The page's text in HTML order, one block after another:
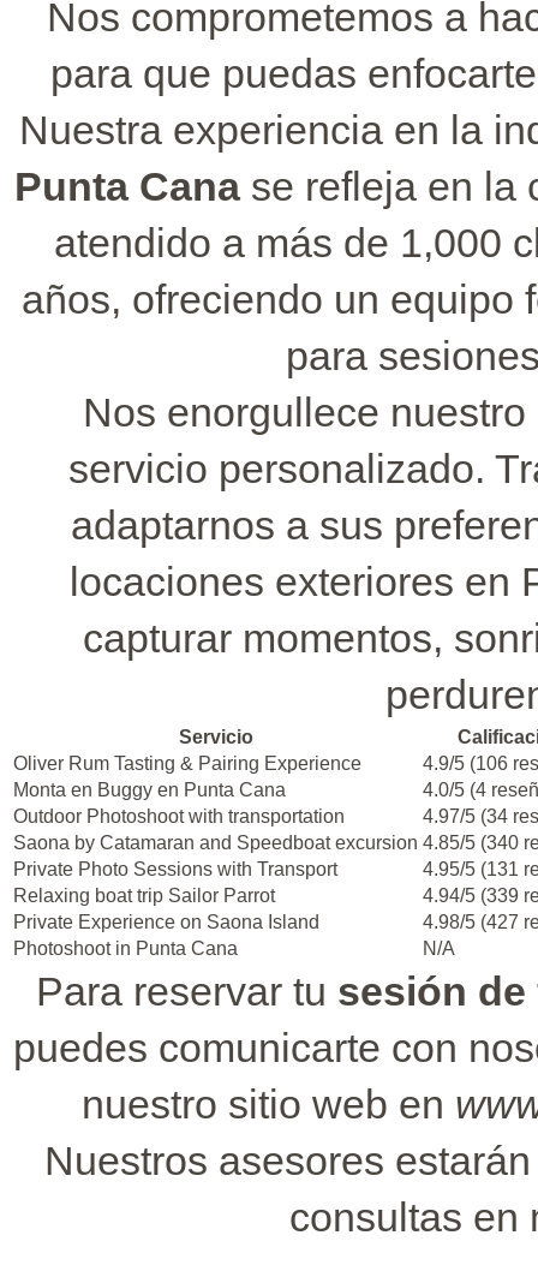
Nos comprometemos a
para que puedas
Nuestra experiencia en la
Punta Canase refleja en la
atendido a más de 1,000
años, ofreciendo un equipo
para
Nos enorgullece
servicio personalizado.
adaptarnos a sus
locaciones exteriores en
capturar momentos,
Servicio
Oliver Rum Tasting & Pairing Experience
4.9/5 (106
Monta en Buggy en Punta Cana
4.0/5 (4
Outdoor Photoshoot with transportation
4.97/5 (34
Saona by Catamaran and Speedboat excursion 4.85/5 (340
Private Photo Sessions with Transport
4.95/5 (131
Relaxing boat trip Sailor Parrot
4.94/5 (339
Private Experience on Saona Island
4.98/5 (427
Photoshoot in Punta Cana
N/A
Para reservar tu sesión de
puedes comunicarte con
nuestro sitio web en
Nuestros asesores
consultas en